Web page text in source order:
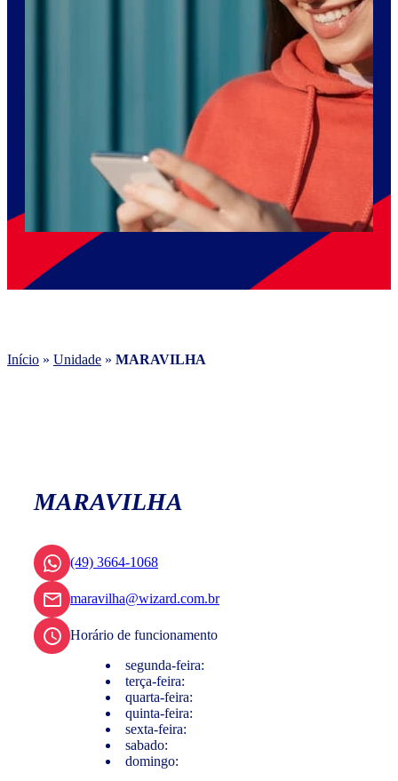
Início » Unidade » MARAVILHA
MARAVILHA
(49) 3664-1068
maravilha@wizard.com.br
Horário de funcionamento
segunda-feira:
terça-feira:
quarta-feira:
quinta-feira:
sexta-feira:
sabado:
domingo: